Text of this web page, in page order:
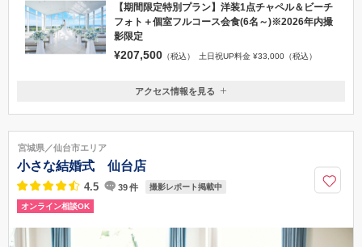
【期間限定特別プラン】洋装1点チャペル＆ビーチ
フォト＋個室フルコース会食(6名～)※2026年内撮
影限定
¥207,500 （税込） 土日祝UP料金 ¥33,000（税込）
沖縄県糸満市西崎町1丁目6-1 サザンビーチホテル＆リゾート3F
の上を走るバイパスを直進し西崎4丁目交差点を右折し約800m
0120-945-906
アクセス情報を見る
宮城県／仙台市エリア
小さな結婚式 仙台店
4.5 39件 撮影レポート掲載中
オンライン相談OK